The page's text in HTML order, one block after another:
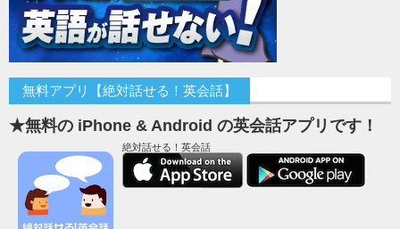
無料アプリ【絶対話せる！英会話】
★無料の iPhone & Android の英会話アプリです！
絶対話せる！英会話